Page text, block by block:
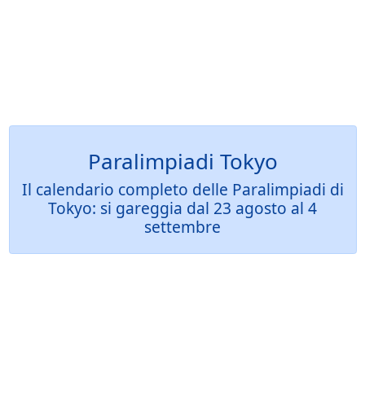
Paralimpiadi Tokyo
Il calendario completo delle Paralimpiadi di
Tokyo: si gareggia dal 23 agosto al 4
settembre